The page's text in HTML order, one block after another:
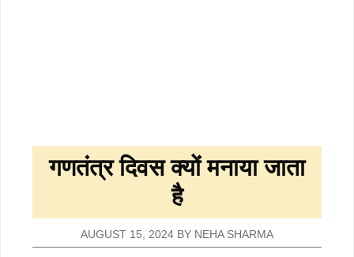
गणतंत्र दिवस क्यों मनाया जाता
है
AUGUST 15, 2024 BY NEHA SHARMA